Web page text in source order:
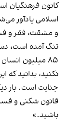
کانون فرهنگیان
اسلامی یادآور
و مشقت، فقر و
تنگ آمده است،
۸۵ میلیون
نکنید، بدانید که
جنایت است. بار
قانون شکنی و
باشید.»